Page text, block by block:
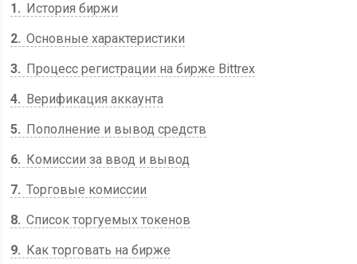
1
История биржи
2 Основные характеристики
3
Процесс регистрации на бирже Bittrex
4
Верификация аккаунта
5
Пополнение и вывод средств
6
Комиссии за ввод и вывод
7 Торговые комиссии
8 Список торгуемых токенов
9
Как торговать на бирже